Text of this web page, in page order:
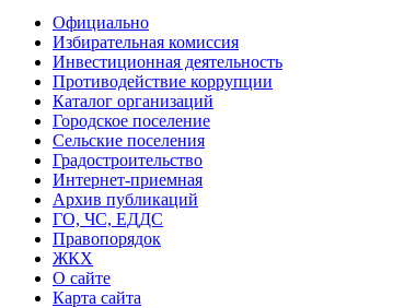
Официально
Избирательная комиссия
Инвестиционная деятельность
Противодействие коррупции
Каталог организаций
Городское поселение
Сельские поселения
Градостроительство
Интернет-приемная
Архив публикаций
ГО, ЧС, ЕДДС
Правопорядок
ЖКХ
О сайте
Карта сайта